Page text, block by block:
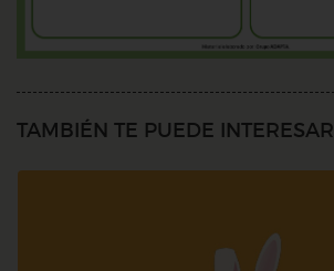
TAMBIÉN TE PUEDE INTERESAR